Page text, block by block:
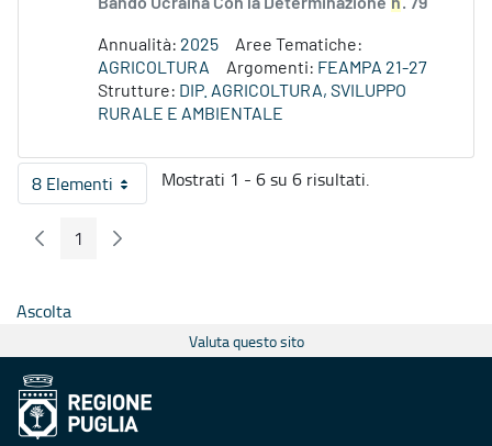
Bando Ucraina Con la Determinazione n. 79
Annualità: 2025
Aree Tematiche:
AGRICOLTURA
Argomenti: FEAMPA 21-27
Strutture: DIP. AGRICOLTURA, SVILUPPO
RURALE E AMBIENTALE
8 ElementiPer pagina
Mostrati 1 - 6 su 6 risultati.
Pagina Precedente
Pagina
1 Pagina Seguente
Ascolta
Valuta questo sito